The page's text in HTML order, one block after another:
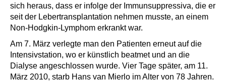
sich heraus, dass er infolge der Immunsuppressiva, die er
seit der Lebertransplantation nehmen musste, an einem
Non-Hodgkin-Lymphom erkrankt war.
Am 7. März verlegte man den Patienten erneut auf die
Intensivstation, wo er künstlich beatmet und an die
Dialyse angeschlossen wurde. Vier Tage später, am 11.
März 2010, starb Hans van Mierlo im Alter von 78 Jahren.